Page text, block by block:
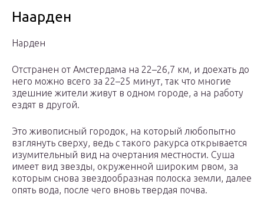
Наарден
Нарден
Отстранен от Амстердама на 22–26,7 км, и доехать до
него можно всего за 22–25 минут, так что многие
здешние жители живут в одном городе, а на работу
ездят в другой.
Это живописный городок, на который любопытно
взглянуть сверху, ведь с такого ракурса открывается
изумительный вид на очертания местности. Суша
имеет вид звезды, окруженной широким рвом, за
которым снова звездообразная полоска земли, далее
опять вода, после чего вновь твердая почва.